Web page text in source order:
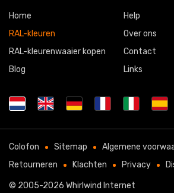
Home
RAL-kleuren
RAL-kleurenwaaier kopen
Blog
Help
Over ons
Contact
Links
Colofon Sitemap
Algemene
Retourneren
Klachten Privacy
© 2005-2026 Whirlwind Internet